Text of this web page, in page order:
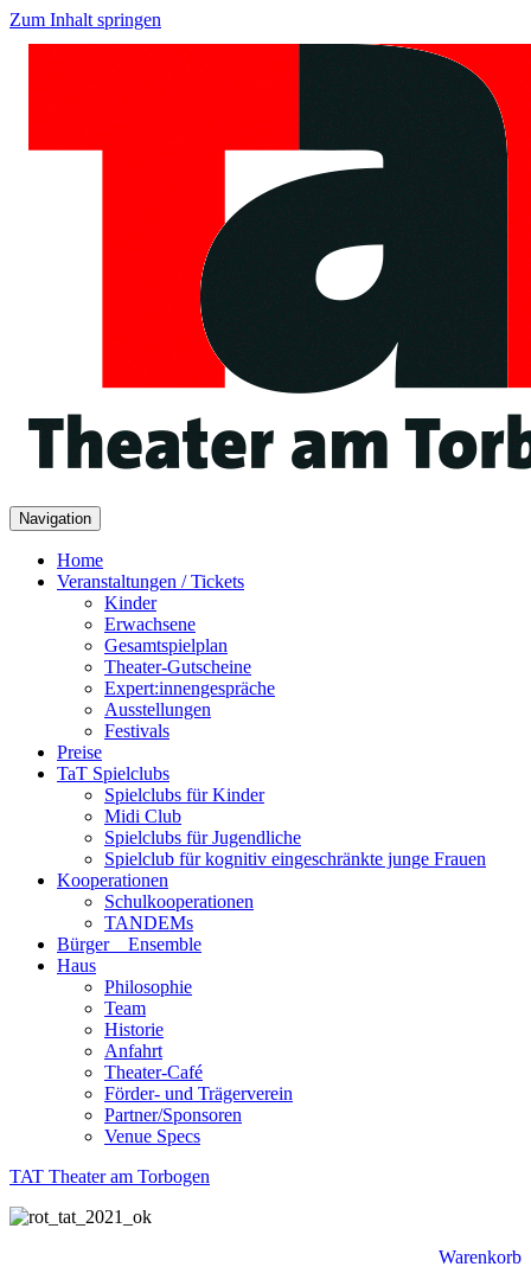
Zum Inhalt springen
Navigation
Home
Veranstaltungen / Tickets
Kinder
Erwachsene
Gesamtspielplan
Theater-Gutscheine
Expert:innengespräche
Ausstellungen
Festivals
Preise
TaT Spielclubs
Spielclubs für Kinder
Midi Club
Spielclubs für Jugendliche
Spielclub für kognitiv eingeschränkte junge Frauen
Kooperationen
Schulkooperationen
TANDEMs
Bürger__Ensemble
Haus
Philosophie
Team
Historie
Anfahrt
Theater-Café
Förder- und Trägerverein
Partner/Sponsoren
Venue Specs
TAT Theater am Torbogen
Warenkorb